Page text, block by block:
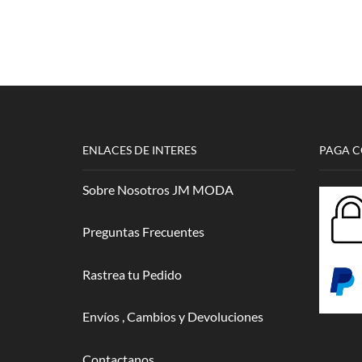
ENLACES DE INTERES
Sobre Nosotros JM MODA
Preguntas Frecuentes
Rastrea tu Pedido
Envíos , Cambios y Devoluciones
PAGA